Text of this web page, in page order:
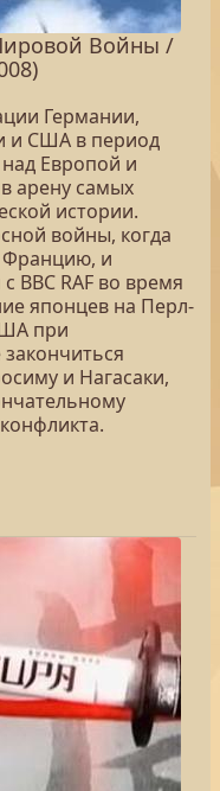
Войны /
Германии,
и США в период
Европой и
арену самых
истории.
войны, когда
Францию, и
ВВС RAF во время
японцев на Перл-
при
и Нагасаки,